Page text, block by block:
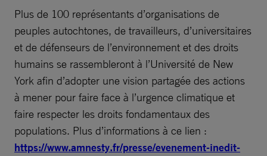
Plus de 100 représentants d’organisations de
peuples autochtones, de travailleurs, d’universitaires
et de défenseurs de l’environnement et des droits
humains se rassembleront à l’Université de New
York afin d’adopter une vision partagée des actions
à mener pour faire face à l’urgence climatique et
faire respecter les droits fondamentaux des
populations. Plus d’informations à ce lien :
https://www.amnesty.fr/presse/evenement-inedit-